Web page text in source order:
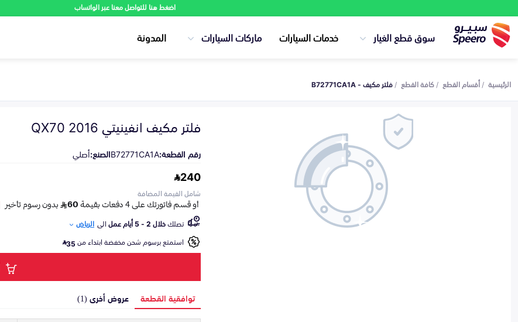
اضغط هنا للتواصل معنا عبر الواتساب
سوق قطع الغيار خدمات السيارات ماركات السيارات المدونة
الرئيسية أقسام القطع كافة القطع فلتر مكيف - B72771CA1A
فلتر مكيف انفينيتي QX70 2016
رقم القطعة:B72771CA1Aالصنع:أصلي
240
شامل القيمة المضافة
تصلكخلال 2 - 5 أيام عمل الى الرياض
استمتع برسوم شحن مخفضة ابتداء من35
توافقية القطعة عروض أخرى (1)